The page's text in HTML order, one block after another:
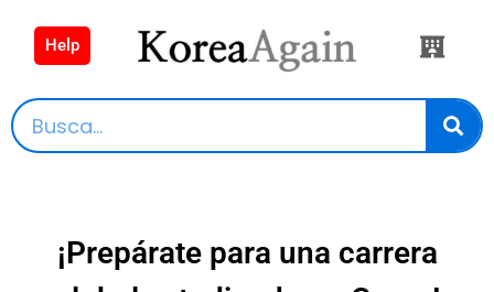
Help
¡Prepárate para una carrera